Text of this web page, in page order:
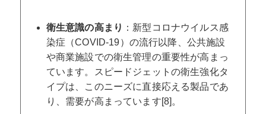
衛生意識の高まり ：新型コロナウイルス感
染症（COVID-19）の流行以降、公共施設
や商業施設での衛生管理の重要性が高まっ
ています。スピードジェットの衛生強化タ
イプは、このニーズに直接応える製品であ
り、需要が高まっています[8]。